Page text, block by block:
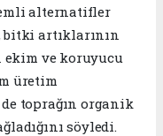
alternatifler
bitki artıklarının
ekim ve koruyucu
üretim
toprağın organik
söyledi.